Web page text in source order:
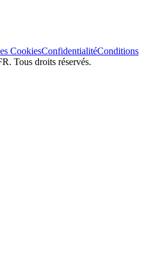
CookiesConfidentialitéConditions
Tous droits réservés.